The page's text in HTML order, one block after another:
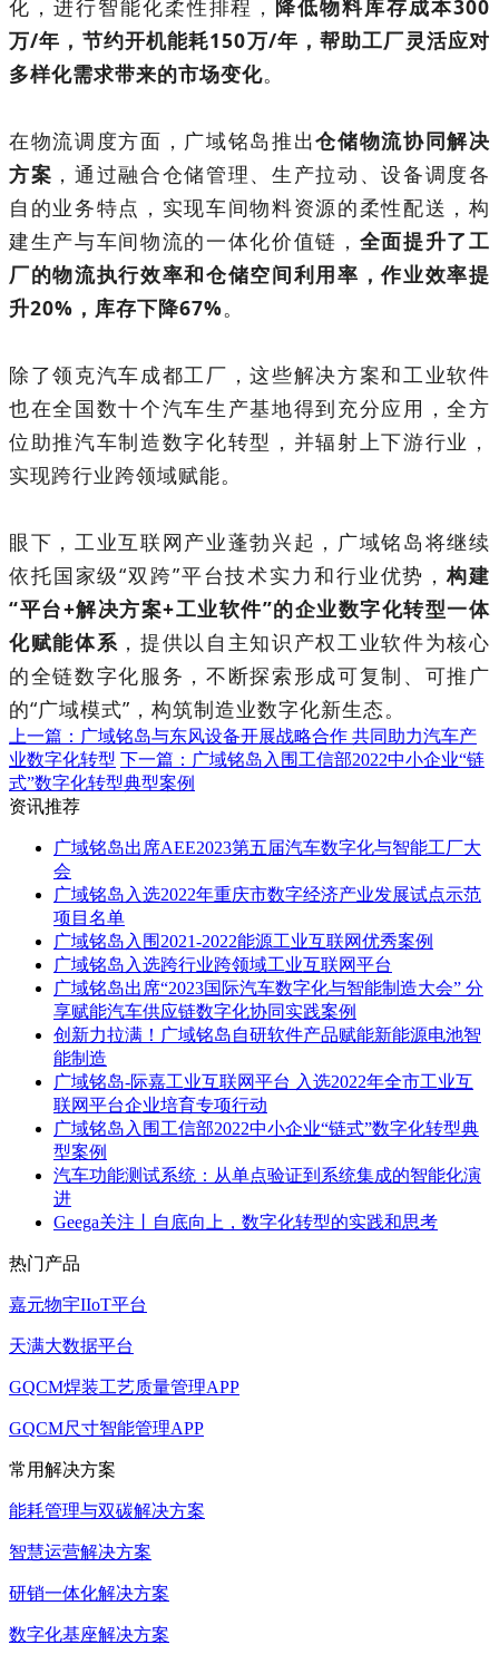
化，进行智能化柔性排程， 降低物料库存成本300
万/年，节约开机能耗150万/年，帮助工厂灵活应对
多样化需求带来的市场变化。
在物流调度方面，广域铭岛推出仓储物流协同解决
方案 ，通过融合仓储管理、生产拉动、设备调度各
自的业务特点，实现车间物料资源的柔性配送，构
建生产与车间物流的一体化价值链， 全面提升了工
厂的物流执行效率和仓储空间利用率，作业效率提
升20%，库存下降67%。
除了领克汽车成都工厂，这些解决方案和工业软件
也在全国数十个汽车生产基地得到充分应用，全方
位助推汽车制造数字化转型，并辐射上下游行业，
实现跨行业跨领域赋能。
眼下，工业互联网产业蓬勃兴起，广域铭岛将继续
依托国家级“双跨”平台技术实力和行业优势，构建
“平台+解决方案+工业软件”的企业数字化转型一体
化赋能体系 ，提供以自主知识产权工业软件为核心
的全链数字化服务，不断探索形成可复制、可推广
的“广域模式”，构筑制造业数字化新生态。
上一篇：广域铭岛与东风设备开展战略合作 共同助力汽车产
业数字化转型 下一篇：广域铭岛入围工信部2022中小企业“链
式”数字化转型典型案例
资讯推荐
广域铭岛出席AEE2023第五届汽车数字化与智能工厂大
会
广域铭岛入选2022年重庆市数字经济产业发展试点示范
项目名单
广域铭岛入围2021-2022能源工业互联网优秀案例
广域铭岛入选跨行业跨领域工业互联网平台
广域铭岛出席“2023国际汽车数字化与智能制造大会” 分
享赋能汽车供应链数字化协同实践案例
创新力拉满！广域铭岛自研软件产品赋能新能源电池智
能制造
广域铭岛-际嘉工业互联网平台 入选2022年全市工业互
联网平台企业培育专项行动
广域铭岛入围工信部2022中小企业“链式”数字化转型典
型案例
汽车功能测试系统：从单点验证到系统集成的智能化演
进
Geega关注丨自底向上，数字化转型的实践和思考
热门产品
嘉元物宇IIoT平台
天满大数据平台
GQCM焊装工艺质量管理APP
GQCM尺寸智能管理APP
常用解决方案
能耗管理与双碳解决方案
智慧运营解决方案
研销一体化解决方案
数字化基座解决方案